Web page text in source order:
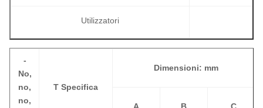
Utilizzatori
-
No,
no,
no,
T Specifica
Dimensioni: mm